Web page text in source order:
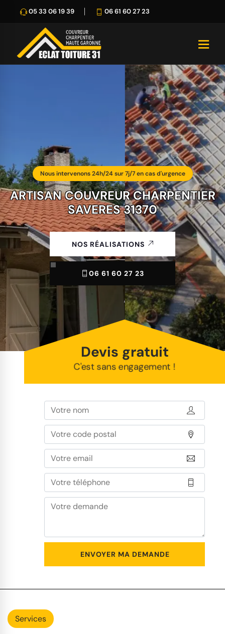
05 33 06 19 39 06 61 60 27 23
Nous intervenons 24h/24 sur 7j/7 en cas d'urgence
ARTISAN COUVREUR CHARPENTIER
SAVERES 31370
NOS RÉALISATIONS
06 61 60 27 23
Devis gratuit
C'est sans engagement !
Services